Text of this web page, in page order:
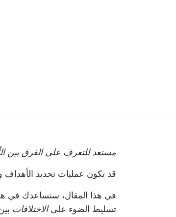
مستعد للتعرف على الفرق بين
قد تكون عمليات تحديد
في هذا المقال، سنساعدك في
تسليط الضوء علىالاختلافات